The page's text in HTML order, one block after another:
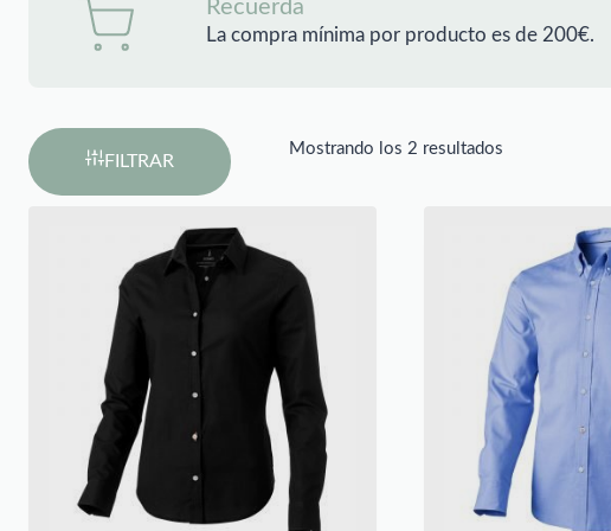
Recuerda
La compra mínima por producto es de 200€.
FILTRAR
Mostrando los 2 resultados